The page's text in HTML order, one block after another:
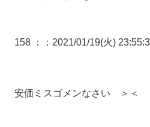
158 ： ：2021/01/19(火)
安価ミスゴメンなさい ＞＜